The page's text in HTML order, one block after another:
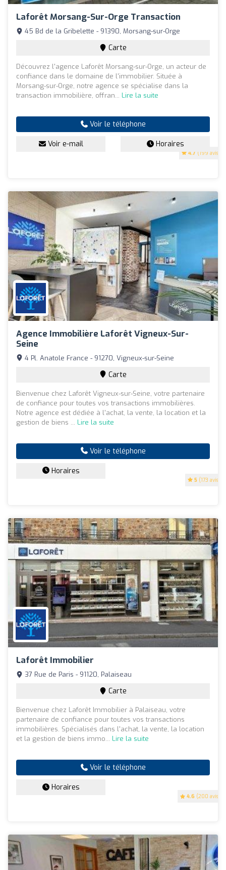
Laforêt Morsang-Sur-Orge Transaction
4.7 (199 avis)
45 Bd de la Gribelette - 91390, Morsang-sur-Orge
Carte
Découvrez l'agence Laforêt Morsang-sur-Orge, un acteur de
confiance dans le domaine de l'immobilier. Située à
Morsang-sur-Orge, notre agence se spécialise dans la
transaction immobilière, offran... Lire la suite
Voir le téléphone
Voir e-mail Horaires
Agence Immobilière Laforêt Vigneux-Sur-
Seine
5 (173 avis)
4 Pl. Anatole France - 91270, Vigneux-sur-Seine
Carte
Bienvenue chez Laforêt Vigneux-sur-Seine, votre partenaire
de confiance pour toutes vos transactions immobilières.
Notre agence est dédiée à l'achat, la vente, la location et la
gestion de biens ... Lire la suite
Voir le téléphone
Horaires
Laforêt Immobilier
4.6 (200 avis)
37 Rue de Paris - 91120, Palaiseau
Carte
Bienvenue chez Laforêt Immobilier à Palaiseau, votre
partenaire de confiance pour toutes vos transactions
immobilières. Spécialisés dans l'achat, la vente, la location
et la gestion de biens immo... Lire la suite
Voir le téléphone
Horaires